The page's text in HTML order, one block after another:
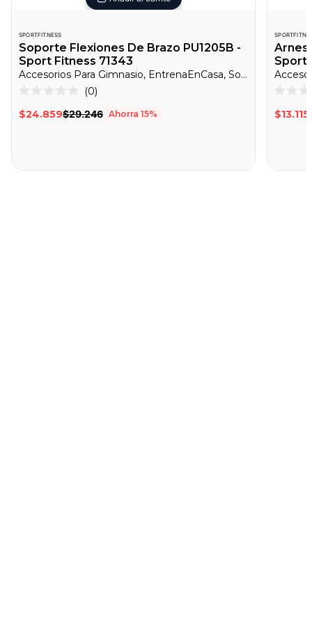
SPORTFITNESS
Soporte Flexiones De Brazo PU1205B -
Sport Fitness 71343
Accesorios Para Gimnasio, EntrenaEnCasa, Soportes Para Flexiones
0
de
0
para
$24.859$29.246 Ahorra 15%
Arnes
Sport
0
de
$13.115